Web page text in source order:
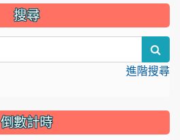
搜尋
進階搜尋
倒數計時